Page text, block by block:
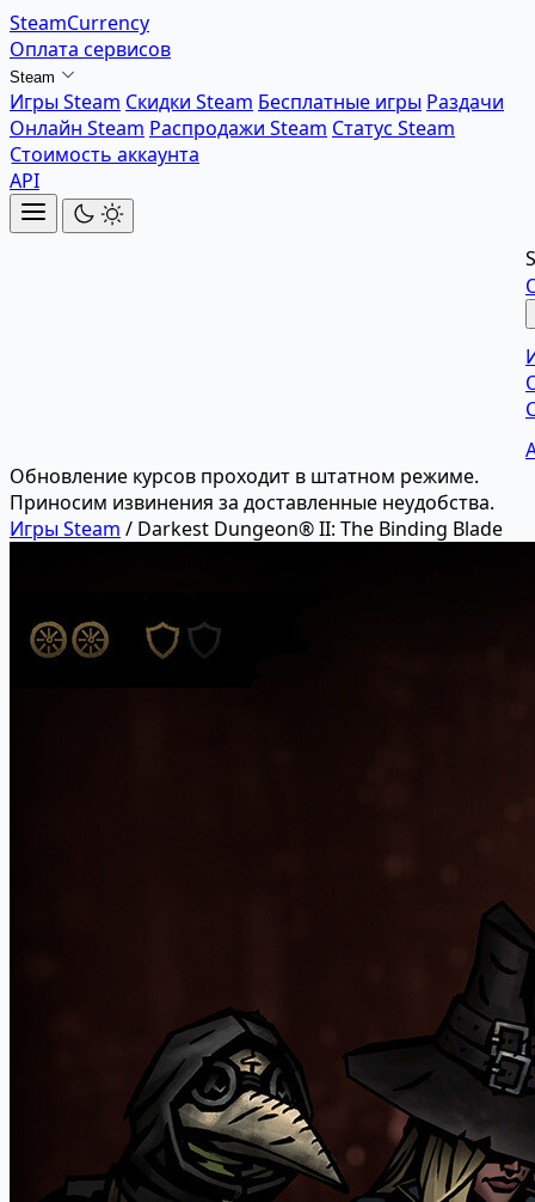
SteamCurrency
Оплата сервисов
Steam
Игры Steam Скидки Steam Бесплатные игры Раздачи
Онлайн Steam Распродажи Steam Статус Steam
Стоимость аккаунта
API
Обновление курсов проходит в штатном режиме.
Приносим извинения за доставленные неудобства.
Игры Steam / Darkest Dungeon® II: The Binding Blade